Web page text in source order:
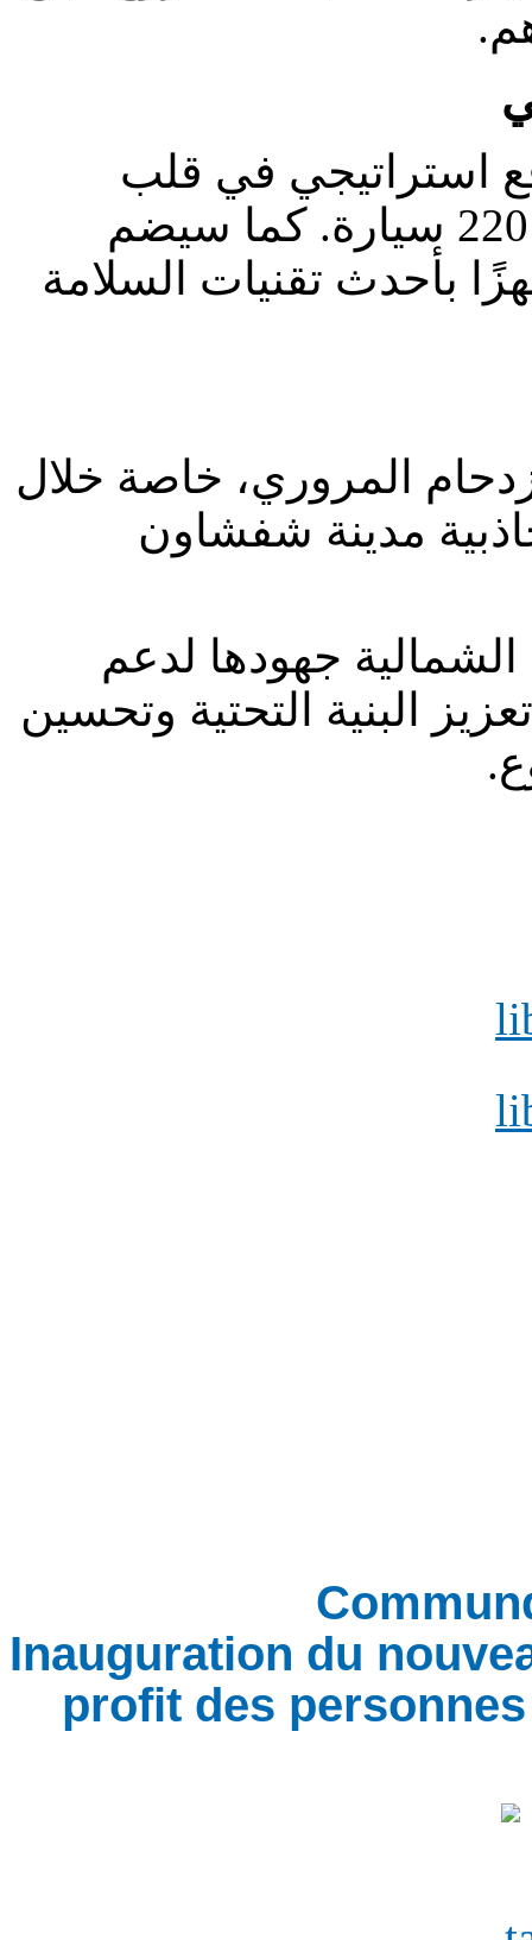
استراتيجي في قلب
المدينة، بطاقة استيعابية تصل إلى 220 سيارة. كما سيضم
بأحدث تقنيات السلامة
المروري، خاصة خلال
مدينة شفشاون
الشمالية جهودها لدعم
البنية التحتية وتحسين
Inauguration du
profit des